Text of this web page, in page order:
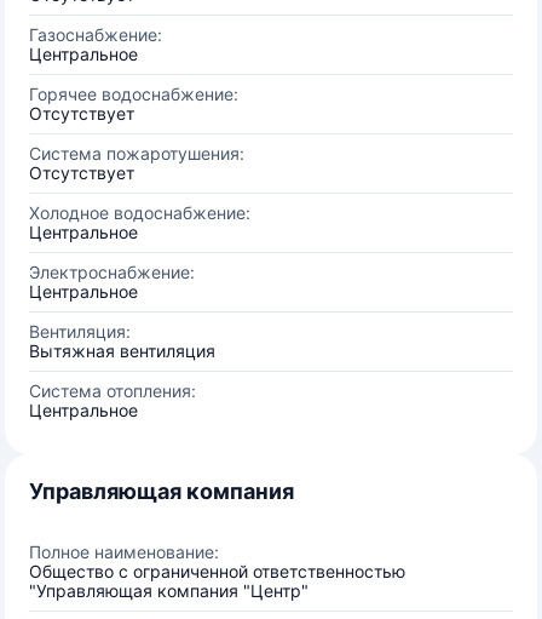
Газоснабжение:
Центральное
Горячее водоснабжение:
Отсутствует
Система пожаротушения:
Отсутствует
Холодное водоснабжение:
Центральное
Электроснабжение:
Центральное
Вентиляция:
Вытяжная вентиляция
Система отопления:
Центральное
Управляющая компания
Полное наименование:
Общество с ограниченной ответственностью
"Управляющая компания "Центр"